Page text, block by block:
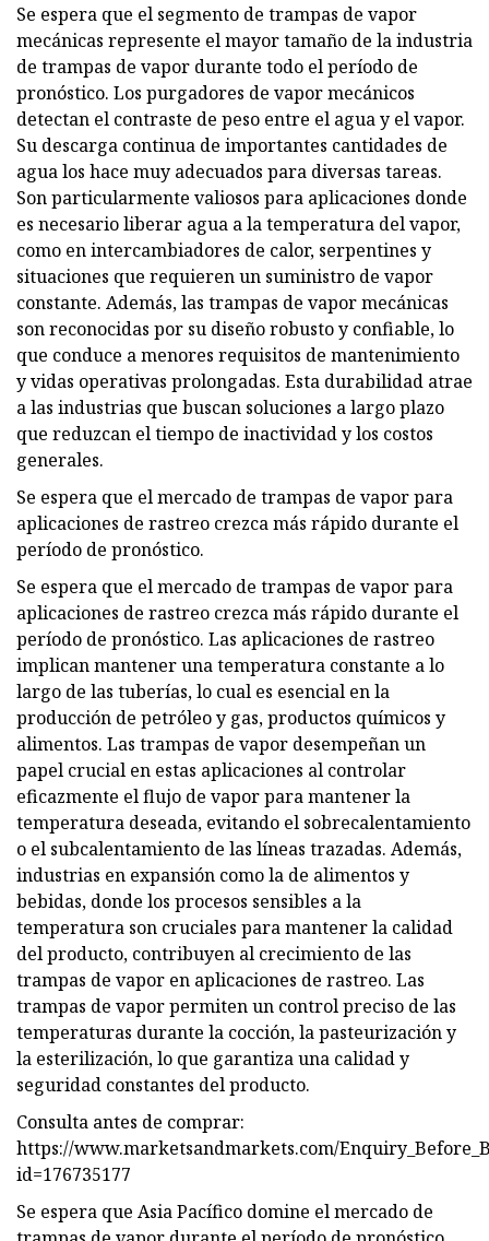
Se espera que el segmento de trampas de vapor
mecánicas represente el mayor tamaño de la industria
de trampas de vapor durante todo el período de
pronóstico. Los purgadores de vapor mecánicos
detectan el contraste de peso entre el agua y el vapor.
Su descarga continua de importantes cantidades de
agua los hace muy adecuados para diversas tareas.
Son particularmente valiosos para aplicaciones donde
es necesario liberar agua a la temperatura del vapor,
como en intercambiadores de calor, serpentines y
situaciones que requieren un suministro de vapor
constante. Además, las trampas de vapor mecánicas
son reconocidas por su diseño robusto y confiable, lo
que conduce a menores requisitos de mantenimiento
y vidas operativas prolongadas. Esta durabilidad atrae
a las industrias que buscan soluciones a largo plazo
que reduzcan el tiempo de inactividad y los costos
generales.
Se espera que el mercado de trampas de vapor para
aplicaciones de rastreo crezca más rápido durante el
período de pronóstico.
Se espera que el mercado de trampas de vapor para
aplicaciones de rastreo crezca más rápido durante el
período de pronóstico. Las aplicaciones de rastreo
implican mantener una temperatura constante a lo
largo de las tuberías, lo cual es esencial en la
producción de petróleo y gas, productos químicos y
alimentos. Las trampas de vapor desempeñan un
papel crucial en estas aplicaciones al controlar
eficazmente el flujo de vapor para mantener la
temperatura deseada, evitando el sobrecalentamiento
o el subcalentamiento de las líneas trazadas. Además,
industrias en expansión como la de alimentos y
bebidas, donde los procesos sensibles a la
temperatura son cruciales para mantener la calidad
del producto, contribuyen al crecimiento de las
trampas de vapor en aplicaciones de rastreo. Las
trampas de vapor permiten un control preciso de las
temperaturas durante la cocción, la pasteurización y
la esterilización, lo que garantiza una calidad y
seguridad constantes del producto.
Consulta antes de comprar:
https://www.marketsandmarkets.com/
id=176735177
Se espera que Asia Pacífico domine el mercado de